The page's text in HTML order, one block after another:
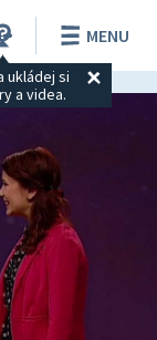
ukládej si
a videa.
MENU